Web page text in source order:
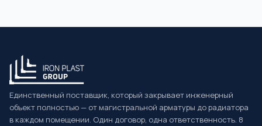
Единственный поставщик, который закрывает инженерный
объект полностью — от магистральной арматуры до радиатора
в каждом помещении. Один договор, одна ответственность. 8